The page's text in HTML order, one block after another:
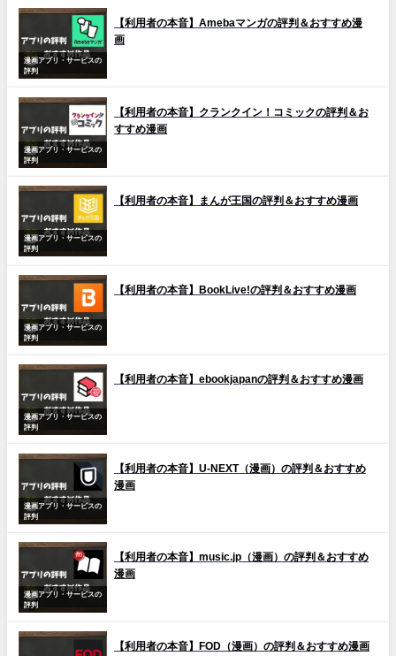
漫画アプリ・サービスの
評判
【利用者の本音】Amebaマンガの評判＆おすすめ漫
画
漫画アプリ・サービスの
評判
【利用者の本音】クランクイン！コミックの評判＆お
すすめ漫画
漫画アプリ・サービスの
評判
【利用者の本音】まんが王国の評判＆おすすめ漫画
漫画アプリ・サービスの
評判
【利用者の本音】BookLive!の評判＆おすすめ漫画
漫画アプリ・サービスの
評判
【利用者の本音】ebookjapanの評判＆おすすめ漫画
漫画アプリ・サービスの
評判
【利用者の本音】U-NEXT（漫画）の評判＆おすすめ
漫画
漫画アプリ・サービスの
評判
【利用者の本音】music.jp（漫画）の評判＆おすすめ
漫画
【利用者の本音】FOD（漫画）の評判＆おすすめ漫画